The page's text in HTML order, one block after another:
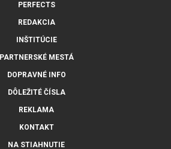
PERFECTS
REDAKCIA
INŠTITÚCIE
PARTNERSKÉ MESTÁ
DOPRAVNÉ INFO
DÔLEŽITÉ ČÍSLA
REKLAMA
KONTAKT
NA STIAHNUTIE